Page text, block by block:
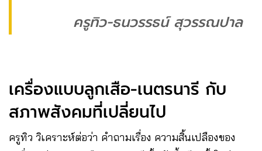
ครูทิว-ธนวรรธน์ สุวรรณปาล
เครื่องแบบลูกเสือ-เนตรนารี กับ
สภาพสังคมที่เปลี่ยนไป
ครูทิว วิเคราะห์ต่อว่า คำถามเรื่อง ความสิ้นเปลืองของ